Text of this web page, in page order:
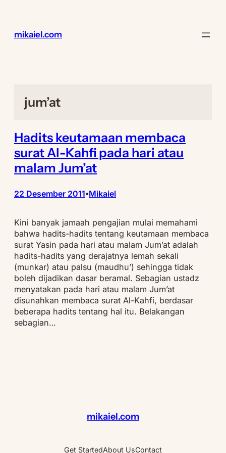
konten
mikaiel.com
jum’at
Hadits keutamaan membaca
surat Al-Kahfi pada hari atau
malam Jum’at
22 Desember 2011•Mikaiel
Kini banyak jamaah pengajian mulai memahami
bahwa hadits-hadits tentang keutamaan membaca
surat Yasin pada hari atau malam Jum’at adalah
hadits-hadits yang derajatnya lemah sekali
(munkar) atau palsu (maudhu’) sehingga tidak
boleh dijadikan dasar beramal. Sebagian ustadz
menyatakan pada hari atau malam Jum’at
disunahkan membaca surat Al-Kahfi, berdasar
beberapa hadits tentang hal itu. Belakangan
sebagian…
mikaiel.com
Get StartedAbout UsContact